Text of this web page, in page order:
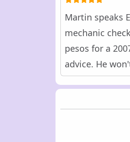
Martin speaks
mechanic
pesos for a
advice. He